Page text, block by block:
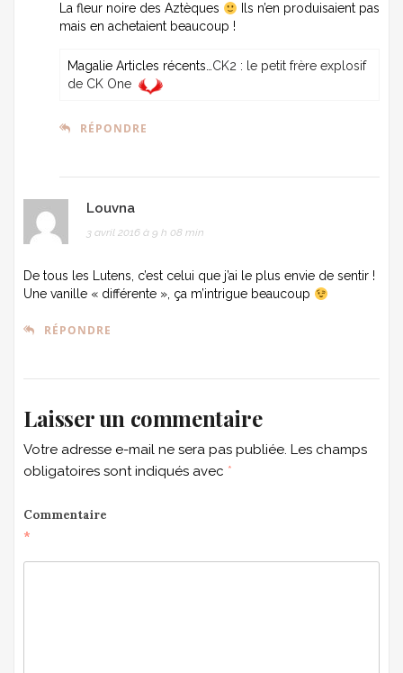
La fleur noire des Aztèques
Ils n’en produisaient pas
mais en achetaient beaucoup !
Magalie Articles récents…CK2 : le petit frère explosif
de CK One
RÉPONDRE
Louvna
3 avril 2016 à 9 h 08 min
De tous les Lutens, c’est celui que j’ai le plus envie de sentir !
Une vanille « différente », ça m’intrigue beaucoup
RÉPONDRE
Laisser un commentaire
Votre adresse e-mail ne sera pas publiée. Les champs
obligatoires sont indiqués avec *
Commentaire
*